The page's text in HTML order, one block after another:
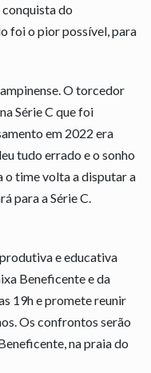
do
foi o pior possível, para
O torcedor
Série C que foi
em 2022 era
tudo errado e o sonho
o time volta a disputar a
para a Série C.
e educativa
Beneficente e da
19h e promete reunir
Os confrontos serão
na praia do